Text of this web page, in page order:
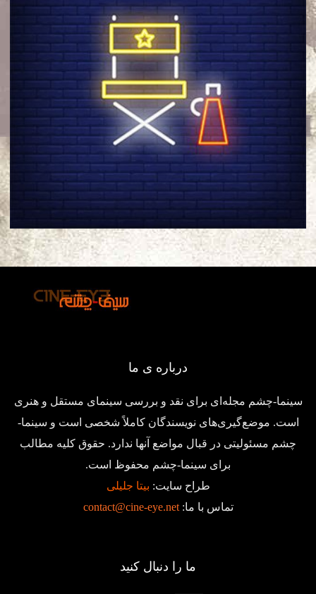
درباره ی ما
سینما-چشم مجله‌ای برای نقد و بررسی سینمای مستقل و هنری
است. موضع‌گیری‌های نویسندگان کاملاً شخصی است و سینما-
چشم مسئولیتی در قبال مواضع آنها ندارد. حقوق کلیه مطالب
برای سینما-چشم محفوظ است.
طراح سایت: بیتا جلیلی
تماس با ما:contact@cine-eye.net
ما را دنبال کنید